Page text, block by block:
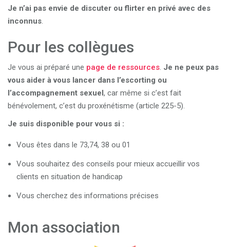
Je n’ai pas envie de discuter ou flirter en privé avec des
inconnus.
Pour les collègues
Je vous ai préparé une page de ressources. Je ne peux pas
vous aider à vous lancer dans l’escorting ou
l’accompagnement sexuel , car même si c’est fait
bénévolement, c’est du proxénétisme (article 225-5).
Je suis disponible pour vous si :
Vous êtes dans le 73,74, 38 ou 01
Vous souhaitez des conseils pour mieux accueillir vos
clients en situation de handicap
Vous cherchez des informations précises
Mon association